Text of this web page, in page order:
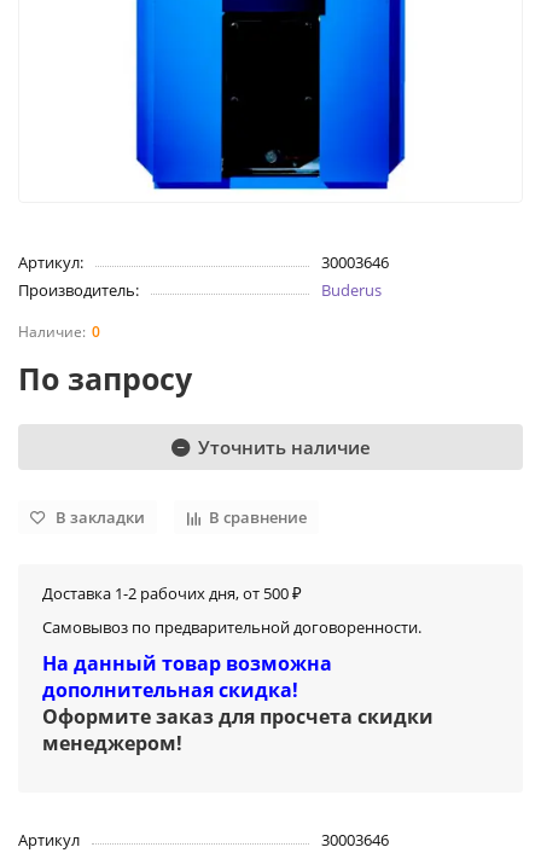
Артикул:
30003646
Производитель:
Buderus
0
По запросу
Уточнить наличие
В закладки В сравнение
Доставка 1-2 рабочих дня, от 500 ₽
Самовывоз по предварительной договоренности.
На данный товар возможна
дополнительная скидка!
Оформите заказ для просчета скидки
менеджером!
Артикул
30003646